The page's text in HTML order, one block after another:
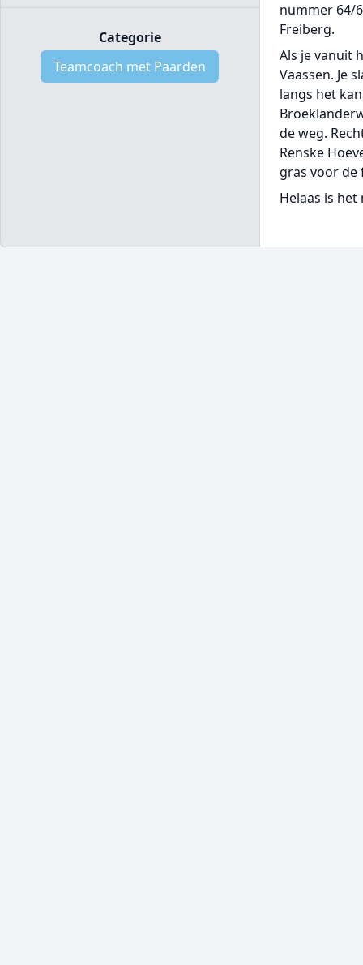
Categorie
Teamcoach met Paarden
nummer 64/
Freiberg.
Als je vanuit
Vaassen. Je
langs het
de weg.
Renske
gras voor
Helaas is